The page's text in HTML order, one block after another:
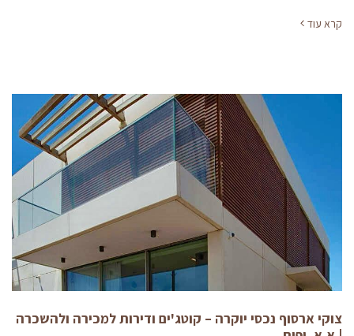
קרא עוד
צוקי ארסוף נכסי יוקרה – קוטג'ים ודירות למכירה ולהשכרה